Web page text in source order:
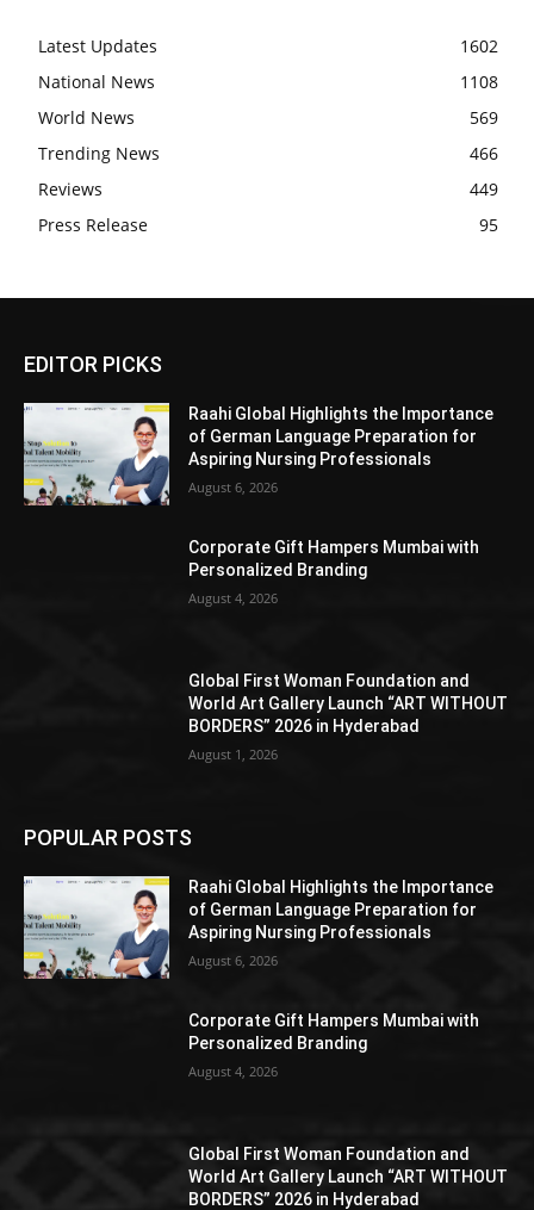
Latest Updates
1602
National News
1108
World News
569
Trending News
466
Reviews
449
Press Release
95
EDITOR PICKS
Raahi Global Highlights the Importance
of German Language Preparation for
Aspiring Nursing Professionals
August 6, 2026
Corporate Gift Hampers Mumbai with
Personalized Branding
August 4, 2026
Global First Woman Foundation and
World Art Gallery Launch “ART WITHOUT
BORDERS” 2026 in Hyderabad
August 1, 2026
POPULAR POSTS
Raahi Global Highlights the Importance
of German Language Preparation for
Aspiring Nursing Professionals
August 6, 2026
Corporate Gift Hampers Mumbai with
Personalized Branding
August 4, 2026
Global First Woman Foundation and
World Art Gallery Launch “ART WITHOUT
BORDERS” 2026 in Hyderabad